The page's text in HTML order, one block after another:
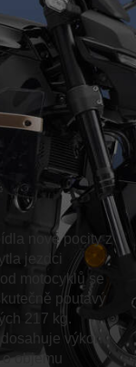
nové pocity z
jezdci
motocyklů se
poutavý
217 kg.
výkonu
o objemu